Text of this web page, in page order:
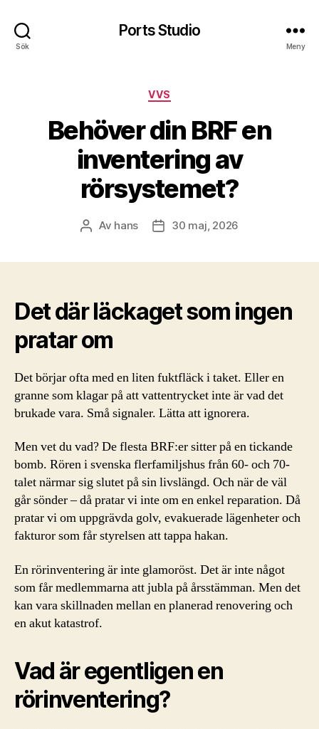
Sök
Ports Studio
Meny
Kategorier
VVS
Behöver din BRF en
inventering av
rörsystemet?
Inläggsförfattare
Av hans Inläggsdatum
30 maj, 2026
Det där läckaget som ingen
pratar om
Det börjar ofta med en liten fuktfläck i taket. Eller en
granne som klagar på att vattentrycket inte är vad det
brukade vara. Små signaler. Lätta att ignorera.
Men vet du vad? De flesta BRF:er sitter på en tickande
bomb. Rören i svenska flerfamiljshus från 60- och 70-
talet närmar sig slutet på sin livslängd. Och när de väl
går sönder – då pratar vi inte om en enkel reparation. Då
pratar vi om uppgrävda golv, evakuerade lägenheter och
fakturor som får styrelsen att tappa hakan.
En rörinventering är inte glamoröst. Det är inte något
som får medlemmarna att jubla på årsstämman. Men det
kan vara skillnaden mellan en planerad renovering och
en akut katastrof.
Vad är egentligen en
rörinventering?